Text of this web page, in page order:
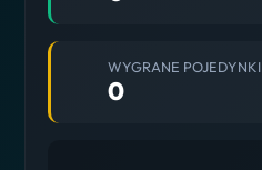
WYGRANE POJEDYNKI
0